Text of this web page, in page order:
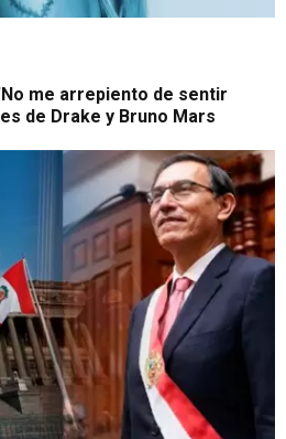
me arrepiento de sentir
de Drake y Bruno Mars